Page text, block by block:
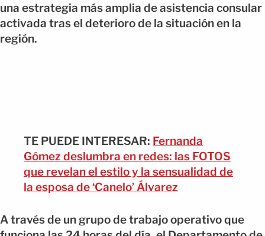
una estrategia más amplia de asistencia consular
activada tras el deterioro de la situación en la
región.
TE PUEDE INTERESAR: Fernanda
Gómez deslumbra en redes: las FOTOS
que revelan el estilo y la sensualidad de
la esposa de ‘Canelo’ Álvarez
A través de un grupo de trabajo operativo que